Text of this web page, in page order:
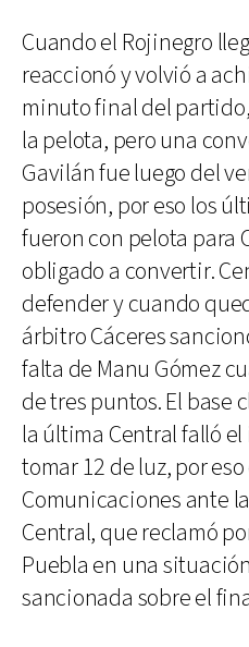
Cuando el Rojinegro
reaccionó y volvió a
minuto final del
la pelota, pero una
Gavilán fue luego del
posesión, por eso los
fueron con pelota para
obligado a convertir.
defender y cuando
árbitro Cáceres
falta de Manu Gómez
de tres puntos. El base
la última Central falló
tomar 12 de luz, por
Comunicaciones ante
Central, que reclamó
Puebla en una
sancionada sobre el